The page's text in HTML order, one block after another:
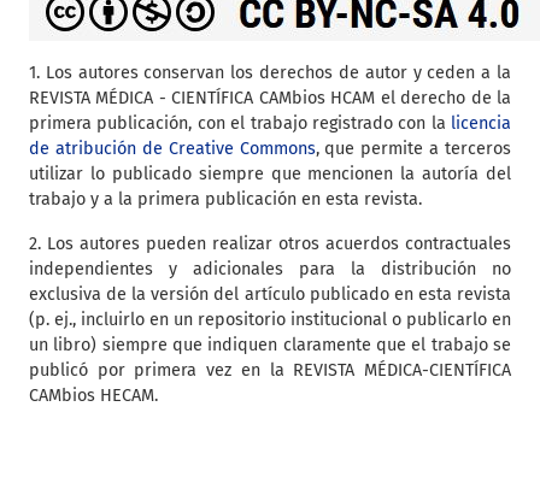
1. Los autores conservan los derechos de autor y ceden a la
REVISTA MÉDICA - CIENTÍFICA CAMbios HCAM el derecho de la
primera publicación, con el trabajo registrado con la licencia
de atribución de Creative Commons, que permite a terceros
utilizar lo publicado siempre que mencionen la autoría del
trabajo y a la primera publicación en esta revista.
2. Los autores pueden realizar otros acuerdos contractuales
independientes y adicionales para la distribución no
exclusiva de la versión del artículo publicado en esta revista
(p. ej., incluirlo en un repositorio institucional o publicarlo en
un libro) siempre que indiquen claramente que el trabajo se
publicó por primera vez en la REVISTA MÉDICA-CIENTÍFICA
CAMbios HECAM.